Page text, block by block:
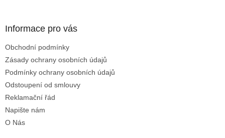
Informace pro vás
Obchodní podmínky
Zásady ochrany osobních údajů
Podmínky ochrany osobních údajů
Odstoupení od smlouvy
Reklamační řád
Napište nám
O Nás